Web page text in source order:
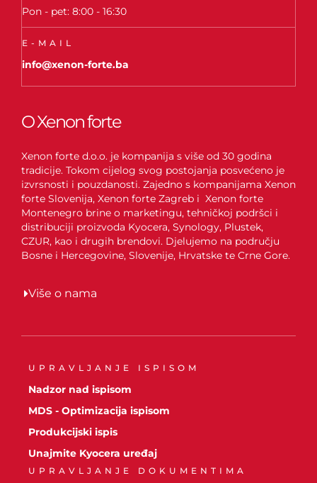
Pon - pet: 8:00 - 16:30
E-MAIL
info@xenon-forte.ba
O Xenon forte
Xenon forte d.o.o. je kompanija s više od 30 godina
tradicije. Tokom cijelog svog postojanja posvećeno je
izvrsnosti i pouzdanosti. Zajedno s kompanijama Xenon
forte Slovenija, Xenon forte Zagreb i Xenon forte
Montenegro brine o marketingu, tehničkoj podršci i
distribuciji proizvoda Kyocera, Synology, Plustek,
CZUR, kao i drugih brendovi. Djelujemo na području
Bosne i Hercegovine, Slovenije, Hrvatske te Crne Gore.
Više o nama
UPRAVLJANJE ISPISOM
Nadzor nad ispisom
MDS - Optimizacija ispisom
Produkcijski ispis
Unajmite Kyocera uređaj
UPRAVLJANJE DOKUMENTIMA